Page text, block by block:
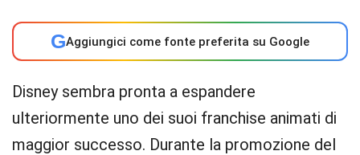
GAggiungici come fonte preferita su Google
Disney sembra pronta a espandere
ulteriormente uno dei suoi franchise animati di
maggior successo. Durante la promozione del